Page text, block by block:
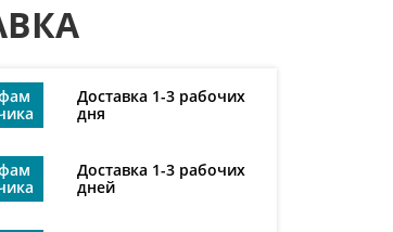
Доставка 1-3 рабочих
дня
Доставка 1-3 рабочих
дней